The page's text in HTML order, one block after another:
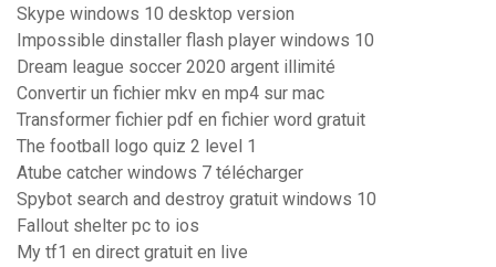
Skype windows 10 desktop version
Impossible dinstaller flash player windows 10
Dream league soccer 2020 argent illimité
Convertir un fichier mkv en mp4 sur mac
Transformer fichier pdf en fichier word gratuit
The football logo quiz 2 level 1
Atube catcher windows 7 télécharger
Spybot search and destroy gratuit windows 10
Fallout shelter pc to ios
My tf1 en direct gratuit en live